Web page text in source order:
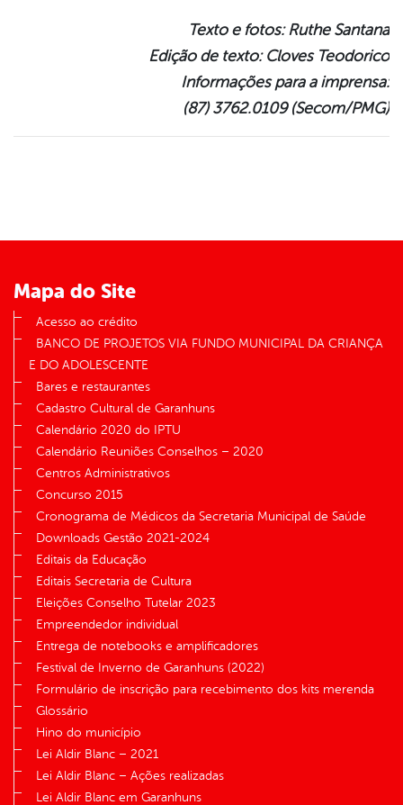
Texto e fotos: Ruthe Santana
Edição de texto: Cloves Teodorico
Informações para a imprensa:
(87) 3762.0109 (Secom/PMG)
Mapa do Site
Acesso ao crédito
BANCO DE PROJETOS VIA FUNDO MUNICIPAL DA CRIANÇA
E DO ADOLESCENTE
Bares e restaurantes
Cadastro Cultural de Garanhuns
Calendário 2020 do IPTU
Calendário Reuniões Conselhos – 2020
Centros Administrativos
Concurso 2015
Cronograma de Médicos da Secretaria Municipal de Saúde
Downloads Gestão 2021-2024
Editais da Educação
Editais Secretaria de Cultura
Eleições Conselho Tutelar 2023
Empreendedor individual
Entrega de notebooks e amplificadores
Festival de Inverno de Garanhuns (2022)
Formulário de inscrição para recebimento dos kits merenda
Glossário
Hino do município
Lei Aldir Blanc – 2021
Lei Aldir Blanc – Ações realizadas
Lei Aldir Blanc em Garanhuns